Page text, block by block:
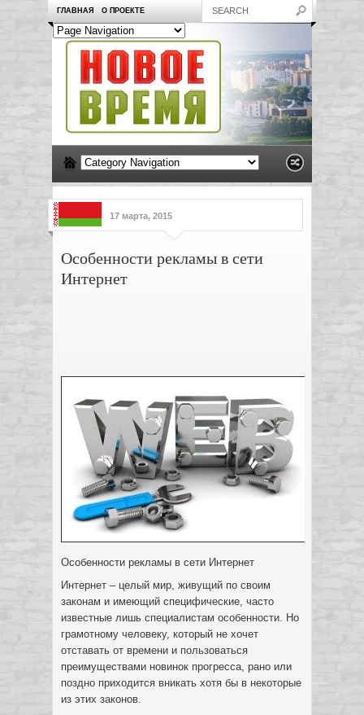
ГЛАВНАЯ О ПРОЕКТЕ
17 марта, 2015
Особенности рекламы в сети
Интернет
Особенности рекламы в сети Интернет
Интернет – целый мир, живущий по своим
законам и имеющий специфические, часто
известные лишь специалистам особенности. Но
грамотному человеку, который не хочет
отставать от времени и пользоваться
преимуществами новинок прогресса, рано или
поздно приходится вникать хотя бы в некоторые
из этих законов.